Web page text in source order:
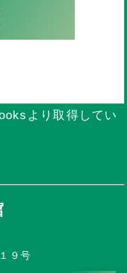
より取得してい
９号